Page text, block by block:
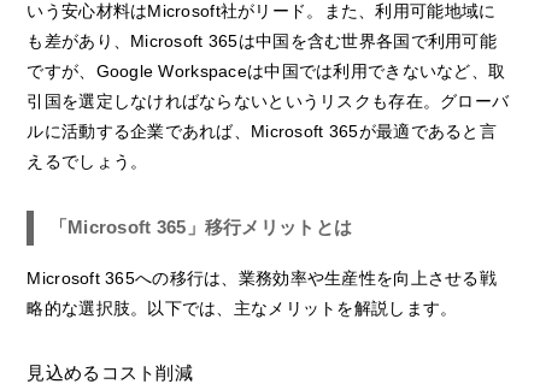
いう安心材料はMicrosoft社がリード。また、利用可能地域に
も差があり、Microsoft 365は中国を含む世界各国で利用可能
ですが、Google Workspaceは中国では利用できないなど、取
引国を選定しなければならないというリスクも存在。グローバ
ルに活動する企業であれば、Microsoft 365が最適であると言
えるでしょう。
「Microsoft 365」移行メリットとは
Microsoft 365への移行は、業務効率や生産性を向上させる戦
略的な選択肢。以下では、主なメリットを解説します。
見込めるコスト削減